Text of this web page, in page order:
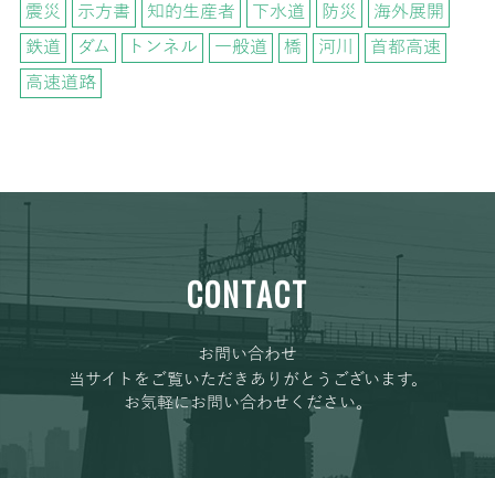
震災
示方書 知的生産者 下水道 防災
海外展開
鉄道
ダム トンネル 一般道 橋 河川
首都高速
高速道路
CONTACT
お問い合わせ
当サイトをご覧いただきありがとうございます。
お気軽にお問い合わせください。